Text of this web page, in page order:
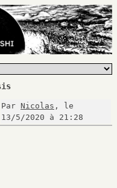
Par Nicolas , le
13/5/2020 à 21:28